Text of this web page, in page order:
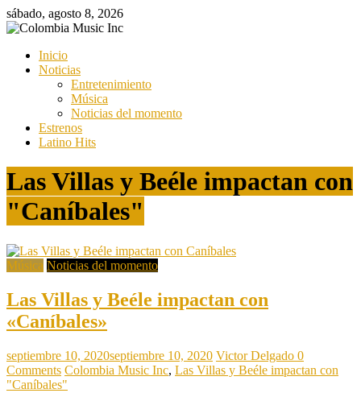
Saltar
al
sábado, agosto 8, 2026
Music
Music
Inicio
Noticias
Entretenimiento
Música
Noticias del momento
Estrenos
Latino Hits
Las Villas y Beéle impactan con
"Caníbales"
Música Noticias del momento
Las Villas y Beéle impactan con
«Caníbales»
septiembre 10, 2020septiembre 10, 2020 Victor Delgado 0
Comments Colombia Music Inc, Las Villas y Beéle impactan con
"Caníbales"